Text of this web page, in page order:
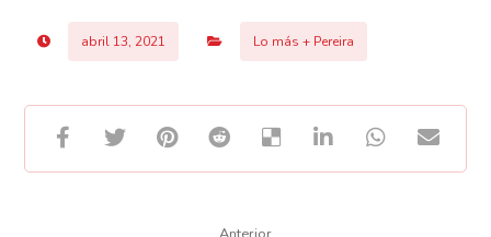
abril 13, 2021 Lo más + Pereira